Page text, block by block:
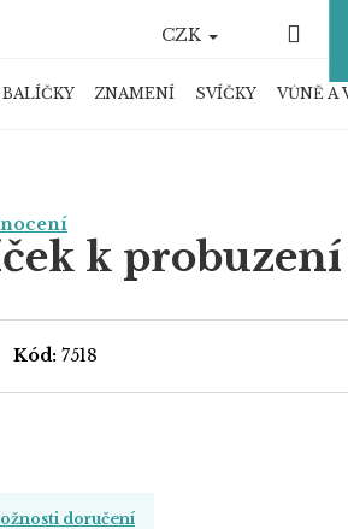
ZNAMENÍ SVÍČKY VŮNĚ A
CZK
k
Kód: 7518
doručení